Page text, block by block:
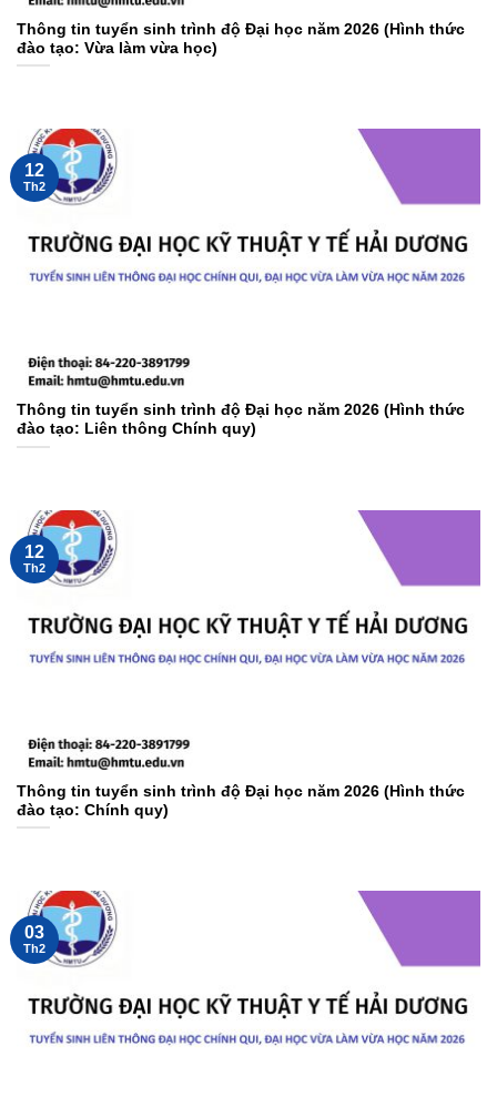
Thông tin tuyển sinh trình độ Đại học năm 2026 (Hình thức
đào tạo: Vừa làm vừa học)
Thông tin tuyển sinh trình độ Đại học năm 2026 (Hình thức
đào tạo: Liên thông Chính quy)
12
Th2
Thông tin tuyển sinh trình độ Đại học năm 2026 (Hình thức
đào tạo: Chính quy)
12
Th2
03
Th2